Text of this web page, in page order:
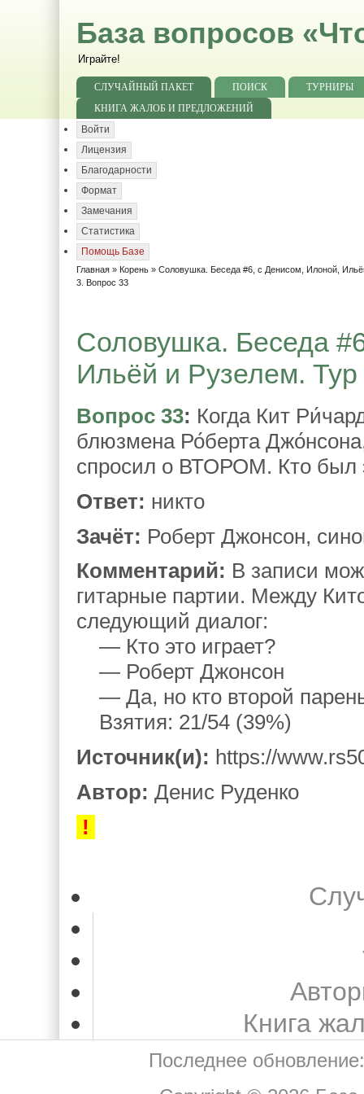
База вопросов
Играйте!
СЛУЧАЙНЫЙ ПАКЕТ ПОИСК
ТУРНИРЫ
КНИГА ЖАЛОБ И ПРЕДЛОЖЕНИЙ
Войти
Лицензия
Благодарности
Формат
Замечания
Статистика
Помощь Базе
Главная » Корень » Соловушка. Беседа #6, с Денисом, Илоной,
3. Вопрос 33
Соловушка. Беседа
Ильёй и Рузелем.
Вопрос 33: Когда Кит
блюзмена Ро́берта
спросил о ВТОРОМ. Кто был
Ответ: никто
Зачёт: Роберт Джонсон,
Комментарий: В записи
гитарные партии. Между
следующий диалог:
— Кто это играет?
— Роберт Джонсон
— Да, но кто второй
Взятия: 21/54 (39%)
Источник(и): https://
Автор: Денис Руденко
!
Книга
Последнее